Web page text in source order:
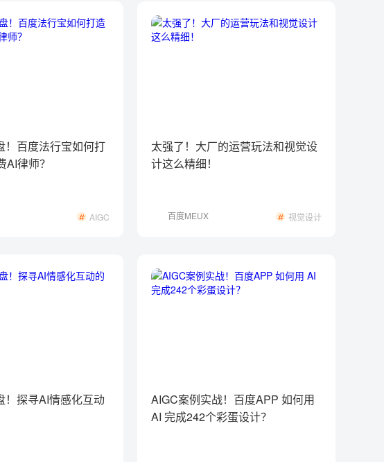
！百度法行宝如何打
律师？
AIGC
太强了！大厂的运营玩法和视觉设
计这么精细！
百度MEUX 视觉设计
！探寻AI情感化互动
AIGC案例实战！百度APP 如何用
AI 完成242个彩蛋设计？